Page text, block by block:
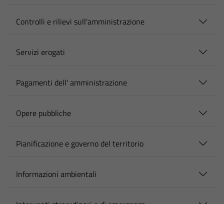
Controlli e rilievi sull'amministrazione
Servizi erogati
Pagamenti dell' amministrazione
Opere pubbliche
Pianificazione e governo del territorio
Informazioni ambientali